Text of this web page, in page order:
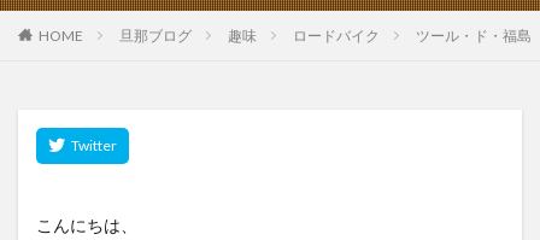
HOME 旦那ブログ 趣味 ロードバイク ツール・ド・福島
こんにちは、